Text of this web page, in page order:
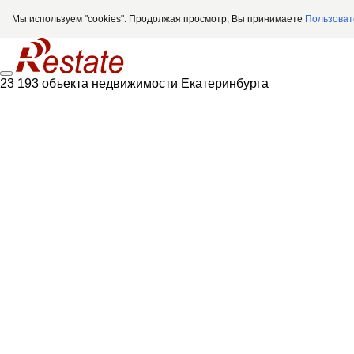
Мы используем "cookies". Продолжая просмотр, Вы принимаете
23 193 объекта недвижимости Екатеринбурга